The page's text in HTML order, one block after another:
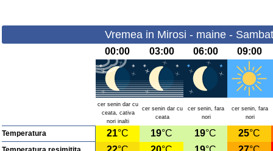
Vremea in Mirosi - maine -
00:00 03:00 06:00 09:00
cer senin dar cu
ceata, cativa
nori inalti
cer senin dar cu
ceata
cer senin, fara
nori
cer senin, fara
nori
Temperatura 21°C 19°C 19°C 25°C